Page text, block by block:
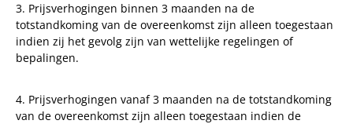
3. Prijsverhogingen binnen 3 maanden na de
totstandkoming van de overeenkomst zijn alleen toegestaan
indien zij het gevolg zijn van wettelijke regelingen of
bepalingen.
4. Prijsverhogingen vanaf 3 maanden na de totstandkoming
van de overeenkomst zijn alleen toegestaan indien de